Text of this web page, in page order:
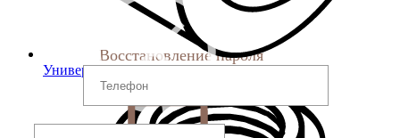
Универсальные опоры
Восстановление пароля